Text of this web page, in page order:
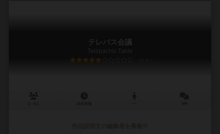
テレパス会議
Telepachic Table
5.9